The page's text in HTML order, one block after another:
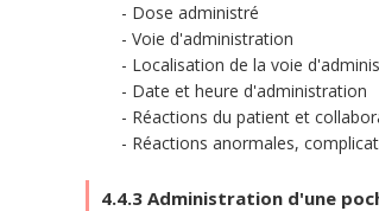
Dose administré
Voie d'administration
Localisation de la voie
Date et heure d'administration
Réactions du patient et
Réactions anormales,
4.4.3 Administration d'une